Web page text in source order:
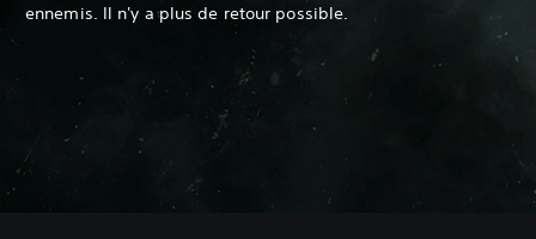
ennemis. Il n'y a plus de retour possible.